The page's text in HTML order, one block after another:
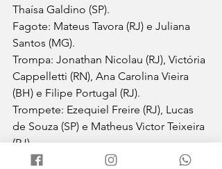
Thaísa Galdino (SP).
Fagote: Mateus Tavora (RJ) e Juliana
Santos (MG).
Trompa: Jonathan Nicolau (RJ), Victória
Cappelletti (RN), Ana Carolina Vieira
(BH) e Filipe Portugal (RJ).
Trompete: Ezequiel Freire (RJ), Lucas
de Souza (SP) e Matheus Victor Teixeira
(RJ).
Trombone: Harnefer Oliveira (BA),